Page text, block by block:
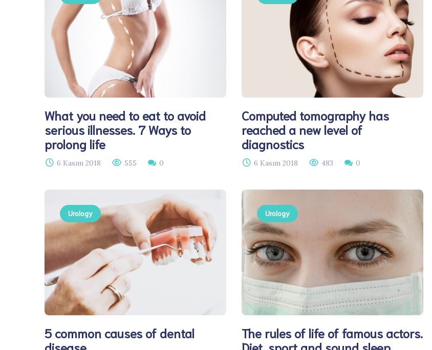
What you need to eat to avoid
serious illnesses. 7 Ways to
prolong life
6 Kasım 2018 555 0
Computed tomography has
reached a new level of
diagnostics
6 Kasım 2018 483 0
Urology
5 common causes of dental
Urology
The rules of life of famous actors.